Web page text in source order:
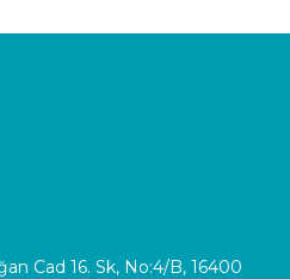
Cad 16. Sk, No:4/B, 16400